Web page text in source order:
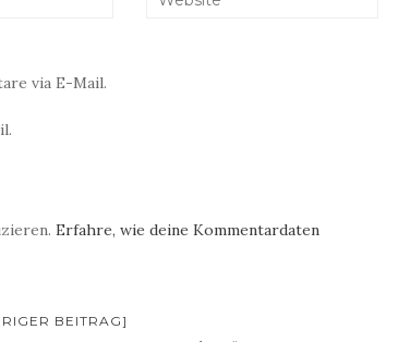
via E-Mail.
Erfahre, wie deine Kommentardaten
BEITRAG]